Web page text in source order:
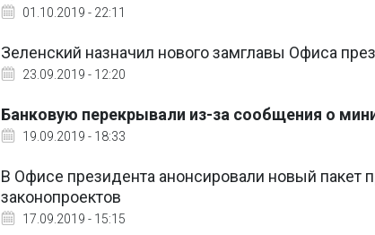
01.10.2019 - 22:11
Зеленский назначил нового замглавы Офиса
23.09.2019 - 12:20
Банковую перекрывали из-за сообщения о
19.09.2019 - 18:33
В Офисе президента анонсировали новый пакет
законопроектов
17.09.2019 - 15:15